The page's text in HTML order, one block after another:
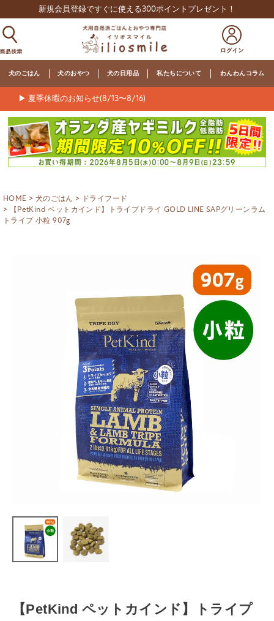
新規会員登録ですぐに使える300ポイントプレゼント！
犬のごはん 犬のおやつ 犬の日用品 私たちについて わんわんコラム
▶ 夏季休暇のお知らせ(8/13〜8/16)
HOME 犬のごはん
ドライフード
【PetKind ペットカインド】トライプドライ GOLD LINE SAPグリーンラム
トライプ 小粒 907g
【PetKind ペットカインド】トライプ